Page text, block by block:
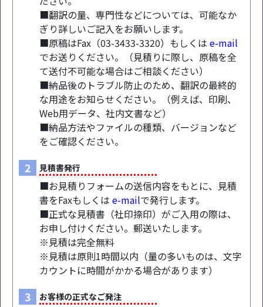
■翻訳の量、専門性などについては、可能なか
ぎり詳しいご記入をお願いします。
■原稿はFax（03-3433-3320）もしくは e-mail
でお送りください。（見積りに際し、原稿を全
て送付不可能な場合はご相談ください）
■納品後のトラブル防止のため、翻訳の最終的
な用途をお知らせください。（例えば、印刷、
Web用データ、社内文書など）
■納品方法やファイルの種類、バージョンなど
をご確認ください。
2 見積書発行
■お見積りフォームの送信内容をもとに、見積
書をFaxもしくは e-mailで発行します。
■正式な見積書（社印捺印）がご入用の際は、
お申し付けください。郵送いたします。
※見積は完全無料
※見積は原則1時間以内（量の多いものは、文字
カウントに時間がかかる場合があります）
3 お客様の正式なご発注